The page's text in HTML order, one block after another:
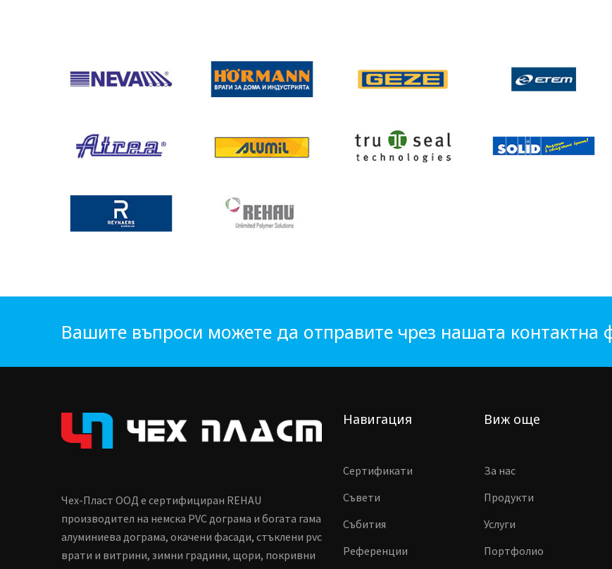
Вашите въпроси можете да отправите чрез нашата контактна
Чех-Пласт ООД е сертифициран REHAU
производител на немска PVC дограма и богата гама
алуминиева дограма, окачени фасади, стъклени pvc
врати и витрини, зимни градини, щори, покривни
Навигация
Сертификати
Съвети
Събития
Референции
Виж още
За нас
Продукти
Услуги
Портфолио